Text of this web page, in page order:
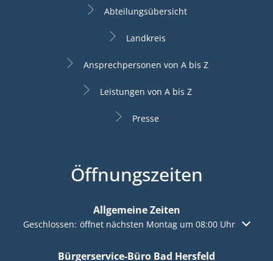
Abteilungsübersicht
Landkreis
Ansprechpersonen von A bis Z
Leistungen von A bis Z
Presse
Öffnungszeiten
Allgemeine Zeiten
Klicken, um weitere Öffnungs- oder Schließzeiten
Geschlossen: öffnet nächsten Montag um 08:00 Uhr
Bürgerservice-Büro Bad Hersfeld